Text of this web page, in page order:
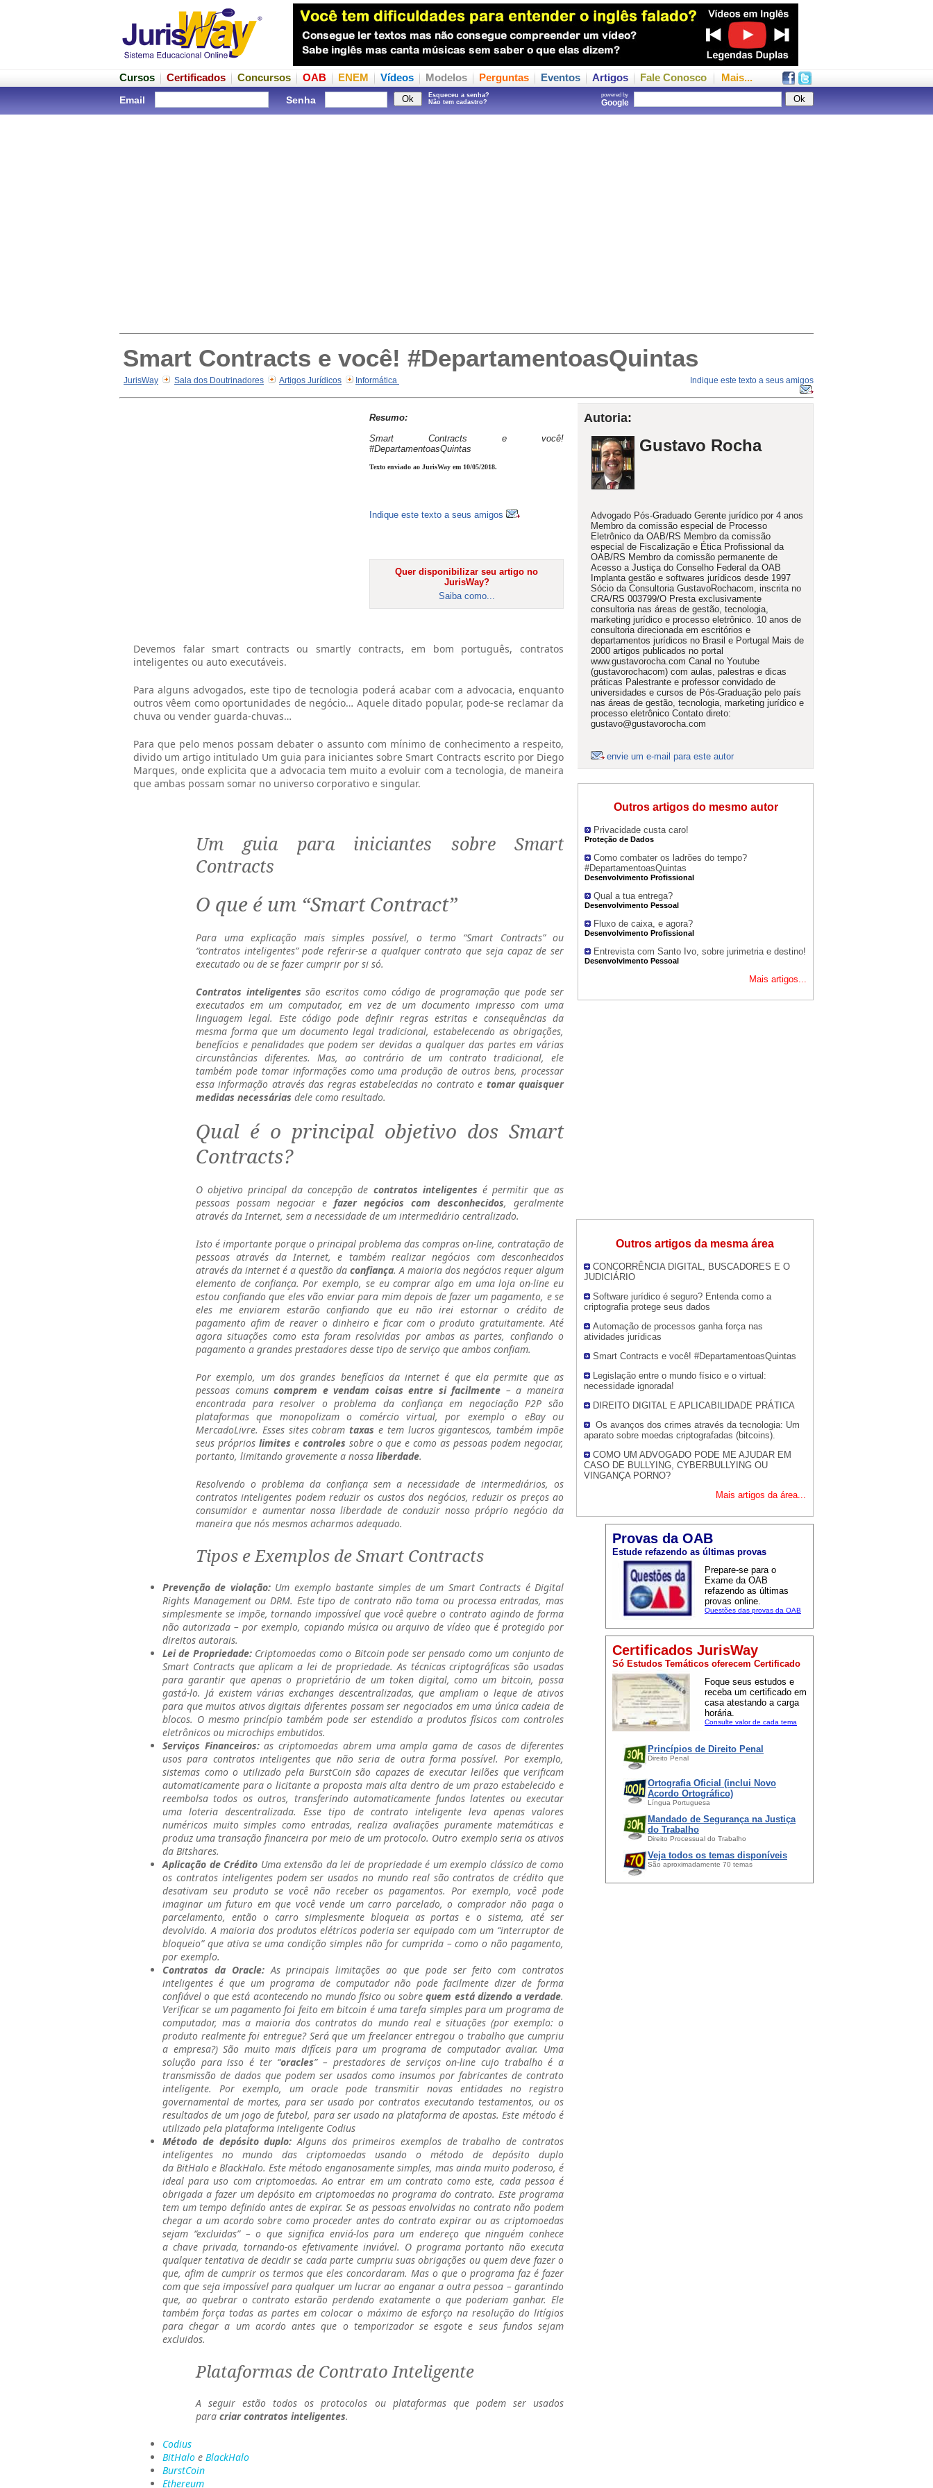
Cursos Certificados Concursos OAB ENEM Vídeos Modelos Perguntas Eventos Artigos Fale Conosco Mais...
Email Senha
Esqueceu a senha?
Não tem cadastro?
powered by
Google
Smart Contracts e você! #DepartamentoasQuintas
JurisWay Sala dos Doutrinadores Artigos Jurídicos Informática Indique este texto a seus amigos
Autoria:
Gustavo Rocha
Advogado Pós-Graduado Gerente jurídico por 4 anos
Membro da comissão especial de Processo
Eletrônico da OAB/RS Membro da comissão
especial de Fiscalização e Ética Profissional da
OAB/RS Membro da comissão permanente de
Acesso a Justiça do Conselho Federal da OAB
Implanta gestão e softwares jurídicos desde 1997
Sócio da Consultoria GustavoRochacom, inscrita no
CRA/RS 003799/O Presta exclusivamente
consultoria nas áreas de gestão, tecnologia,
marketing jurídico e processo eletrônico. 10 anos de
consultoria direcionada em escritórios e
departamentos jurídicos no Brasil e Portugal Mais de
2000 artigos publicados no portal
www.gustavorocha.com Canal no Youtube
(gustavorochacom) com aulas, palestras e dicas
práticas Palestrante e professor convidado de
universidades e cursos de Pós-Graduação pelo país
nas áreas de gestão, tecnologia, marketing jurídico e
processo eletrônico Contato direto:
gustavo@gustavorocha.com
envie um e-mail para este autor
Outros artigos do mesmo autor
Privacidade custa caro!
Proteção de Dados
Como combater os ladrões do tempo?
#DepartamentoasQuintas
Desenvolvimento Profissional
Qual a tua entrega?
Desenvolvimento Pessoal
Fluxo de caixa, e agora?
Desenvolvimento Profissional
Entrevista com Santo Ivo, sobre jurimetria e destino!
Desenvolvimento Pessoal
Mais artigos...
Outros artigos da mesma área
CONCORRÊNCIA DIGITAL, BUSCADORES E O
JUDICIÁRIO
Software jurídico é seguro? Entenda como a
criptografia protege seus dados
Automação de processos ganha força nas
atividades jurídicas
Smart Contracts e você! #DepartamentoasQuintas
Legislação entre o mundo físico e o virtual:
necessidade ignorada!
DIREITO DIGITAL E APLICABILIDADE PRÁTICA
Os avanços dos crimes através da tecnologia: Um
aparato sobre moedas criptografadas (bitcoins).
COMO UM ADVOGADO PODE ME AJUDAR EM
CASO DE BULLYING, CYBERBULLYING OU
VINGANÇA PORNO?
Mais artigos da área...
Provas da OAB
Estude refazendo as últimas provas
Prepare-se para o
Exame da OAB
refazendo as últimas
provas online.
Questões das provas da OAB
Certificados JurisWay
Só Estudos Temáticos oferecem Certificado
Foque seus estudos e
receba um certificado em
casa atestando a carga
horária.
Consulte valor de cada tema
Princípios de Direito Penal
Direito Penal
Ortografia Oficial (inclui Novo
Acordo Ortográfico)
Língua Portuguesa
Mandado de Segurança na Justiça
do Trabalho
Direito Processual do Trabalho
Veja todos os temas disponíveis
São aproximadamente 70 temas
Resumo:
Smart Contracts e você!
#DepartamentoasQuintas
Texto enviado ao JurisWay em 10/05/2018.
Indique este texto a seus amigos
Quer disponibilizar seu artigo no
JurisWay?
Saiba como...
Devemos falar smart contracts ou smartly contracts, em bom português, contratos
inteligentes ou auto executáveis.
Para alguns advogados, este tipo de tecnologia poderá acabar com a advocacia, enquanto
outros vêem como oportunidades de negócio… Aquele ditado popular, pode-se reclamar da
chuva ou vender guarda-chuvas…
Para que pelo menos possam debater o assunto com mínimo de conhecimento a respeito,
divido um artigo intitulado Um guia para iniciantes sobre Smart Contracts escrito por Diego
Marques, onde explicita que a advocacia tem muito a evoluir com a tecnologia, de maneira
que ambas possam somar no universo corporativo e singular.
Um guia para iniciantes sobre Smart
Contracts
O que é um “Smart Contract”
Para uma explicação mais simples possível, o termo “Smart Contracts” ou
“contratos inteligentes” pode referir-se a qualquer contrato que seja capaz de ser
executado ou de se fazer cumprir por si só.
Contratos inteligentes são escritos como código de programação que pode ser
executados em um computador, em vez de um documento impresso com uma
linguagem legal. Este código pode definir regras estritas e consequências da
mesma forma que um documento legal tradicional, estabelecendo as obrigações,
benefícios e penalidades que podem ser devidas a qualquer das partes em várias
circunstâncias diferentes. Mas, ao contrário de um contrato tradicional, ele
também pode tomar informações como uma produção de outros bens, processar
essa informação através das regras estabelecidas no contrato e tomar quaisquer
medidas necessárias dele como resultado.
Qual é o principal objetivo dos Smart
Contracts?
O objetivo principal da concepção de contratos inteligentes é permitir que as
pessoas possam negociar e fazer negócios com desconhecidos, geralmente
através da Internet, sem a necessidade de um intermediário centralizado.
Isto é importante porque o principal problema das compras on-line, contratação de
pessoas através da Internet, e também realizar negócios com desconhecidos
através da internet é a questão da confiança. A maioria dos negócios requer algum
elemento de confiança. Por exemplo, se eu comprar algo em uma loja on-line eu
estou confiando que eles vão enviar para mim depois de fazer um pagamento, e se
eles me enviarem estarão confiando que eu não irei estornar o crédito de
pagamento afim de reaver o dinheiro e ficar com o produto gratuitamente. Até
agora situações como esta foram resolvidas por ambas as partes, confiando o
pagamento a grandes prestadores desse tipo de serviço que ambos confiam.
Por exemplo, um dos grandes benefícios da internet é que ela permite que as
pessoas comunscomprem e vendam coisas entre si facilmente – a maneira
encontrada para resolver o problema da confiança em negociação P2P são
plataformas que monopolizam o comércio virtual, por exemplo o eBay ou
MercadoLivre. Esses sites cobramtaxas e tem lucros gigantescos, também impõe
seus próprios limites e controles sobre o que e como as pessoas podem negociar,
portanto, limitando gravemente a nossa liberdade.
Resolvendo o problema da confiança sem a necessidade de intermediários, os
contratos inteligentes podem reduzir os custos dos negócios, reduzir os preços ao
consumidor e aumentar nossa liberdade de conduzir nosso próprio negócio da
maneira que nós mesmos acharmos adequado.
Tipos e Exemplos de Smart Contracts
Prevenção de violação:Um exemplo bastante simples de um Smart Contracts é Digital
Rights Management ou DRM. Este tipo de contrato não toma ou processa entradas, mas
simplesmente se impõe, tornando impossível que você quebre o contrato agindo de forma
não autorizada – por exemplo, copiando música ou arquivo de vídeo que é protegido por
direitos autorais.
Lei de Propriedade:Criptomoedas como o Bitcoin pode ser pensado como um conjunto de
Smart Contracts que aplicam a lei de propriedade. As técnicas criptográficas são usadas
para garantir que apenas o proprietário de um token digital, como um bitcoin, possa
gastá-lo. Já existem várias exchanges descentralizadas, que ampliam o leque de ativos
para que muitos ativos digitais diferentes possam ser negociados em uma única cadeia de
blocos. O mesmo princípio também pode ser estendido a produtos físicos com controles
eletrônicos ou microchips embutidos.
Serviços Financeiros:as criptomoedas abrem uma ampla gama de casos de diferentes
usos para contratos inteligentes que não seria de outra forma possível. Por exemplo,
sistemas como o utilizado pela BurstCoin são capazes de executar leilões que verificam
automaticamente para o licitante a proposta mais alta dentro de um prazo estabelecido e
reembolsa todos os outros, transferindo automaticamente fundos latentes ou executar
uma loteria descentralizada. Esse tipo de contrato inteligente leva apenas valores
numéricos muito simples como entradas, realiza avaliações puramente matemáticas e
produz uma transação financeira por meio de um protocolo. Outro exemplo seria os ativos
da Bitshares.
Aplicação de Crédito Uma extensão da lei de propriedade é um exemplo clássico de como
os contratos inteligentes podem ser usados no mundo real são contratos de crédito que
desativam seu produto se você não receber os pagamentos. Por exemplo, você pode
imaginar um futuro em que você vende um carro parcelado, o comprador não paga o
parcelamento, então o carro simplesmente bloqueia as portas e o sistema, até ser
devolvido. A maioria dos produtos elétricos poderia ser equipado com um “interruptor de
bloqueio” que ativa se uma condição simples não for cumprida – como o não pagamento,
por exemplo.
Contratos da Oracle:As principais limitações ao que pode ser feito com contratos
inteligentes é que um programa de computador não pode facilmente dizer de forma
confiável o que está acontecendo no mundo físico ou sobrequem está dizendo a verdade.
Verificar se um pagamento foi feito em bitcoin é uma tarefa simples para um programa de
computador, mas a maioria dos contratos do mundo real e situações (por exemplo: o
produto realmente foi entregue? Será que um freelancer entregou o trabalho que cumpriu
a empresa?) São muito mais difíceis para um programa de computador avaliar. Uma
solução para isso é ter “oracles” – prestadores de serviços on-line cujo trabalho é a
transmissão de dados que podem ser usados como insumos por fabricantes de contrato
inteligente. Por exemplo, um oracle pode transmitir novas entidades no registro
governamental de mortes, para ser usado por contratos executando testamentos, ou os
resultados de um jogo de futebol, para ser usado na plataforma de apostas. Este método é
utilizado pela plataforma inteligente Codius
Método de depósito duplo: Alguns dos primeiros exemplos de trabalho de contratos
inteligentes no mundo das criptomoedas usando o método de depósito duplo
da BitHalo e BlackHalo. Este método enganosamente simples, mas ainda muito poderoso, é
ideal para uso com criptomoedas. Ao entrar em um contrato como este, cada pessoa é
obrigada a fazer um depósito em criptomoedas no programa do contrato. Este programa
tem um tempo definido antes de expirar. Se as pessoas envolvidas no contrato não podem
chegar a um acordo sobre como proceder antes do contrato expirar ou as criptomoedas
sejam “excluidas” – o que significa enviá-los para um endereço que ninguém conhece
a chave privada, tornando-os efetivamente inviável. O programa portanto não executa
qualquer tentativa de decidir se cada parte cumpriu suas obrigações ou quem deve fazer o
que, afim de cumprir os termos que eles concordaram. Mas o que o programa faz é fazer
com que seja impossível para qualquer um lucrar ao enganar a outra pessoa – garantindo
que, ao quebrar o contrato estarão perdendo exatamente o que poderiam ganhar. Ele
também força todas as partes em colocar o máximo de esforço na resolução do litígios
para chegar a um acordo antes que o temporizador se esgote e seus fundos sejam
excluidos.
Plataformas de Contrato Inteligente
A seguir estão todos os protocolos ou plataformas que podem ser usados
para criar contratos inteligentes.
Codius
BitHalo e BlackHalo
BurstCoin
Ethereum